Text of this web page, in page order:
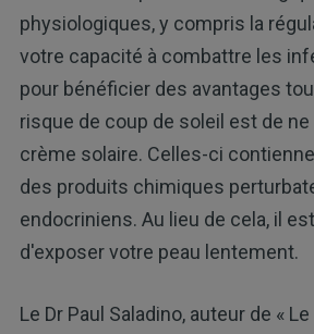
physiologiques, y compris la
votre capacité à combattre les
pour bénéficier des avantages
risque de coup de soleil est de
crème solaire. Celles-ci
des produits chimiques
endocriniens. Au lieu de cela, il
d'exposer votre peau lentement.
Le Dr Paul Saladino, auteur de «